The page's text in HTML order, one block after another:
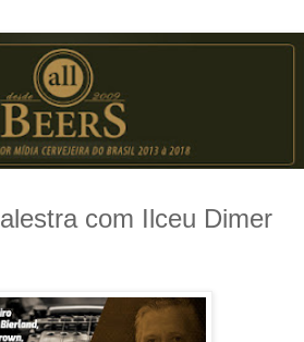
com Ilceu Dimer